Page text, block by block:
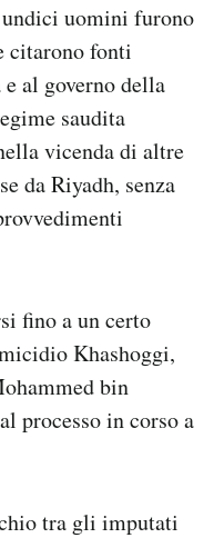
uomini furono
citarono fonti
al governo della
saudita
vicenda di altre
da Riyadh, senza
fino a un certo
Khashoggi,
bin
processo in corso a
tra gli imputati